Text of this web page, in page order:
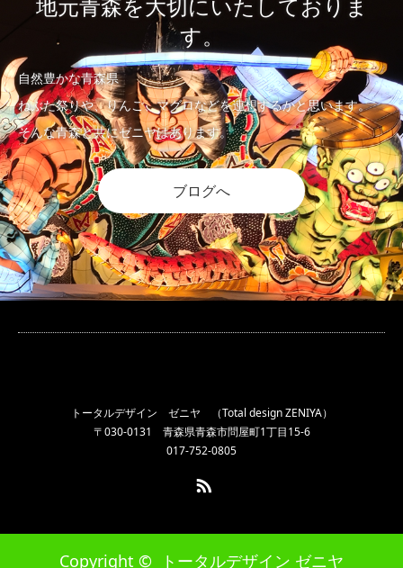
地元青森を大切にいたしておりま
す。
自然豊かな青森県
ねぶた祭りや、りんご、マグロなどを連想するかと思います。
そんな青森と共にゼニヤはあります。
ブログへ
トータルデザイン ゼニヤ （Total design ZENIYA）
〒030-0131 青森県青森市問屋町1丁目15-6
017-752-0805
Copyright © トータルデザイン ゼニヤ